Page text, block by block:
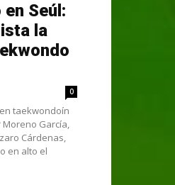
Seúl:
la
0
taekwondoín
García,
Cárdenas,
en alto el